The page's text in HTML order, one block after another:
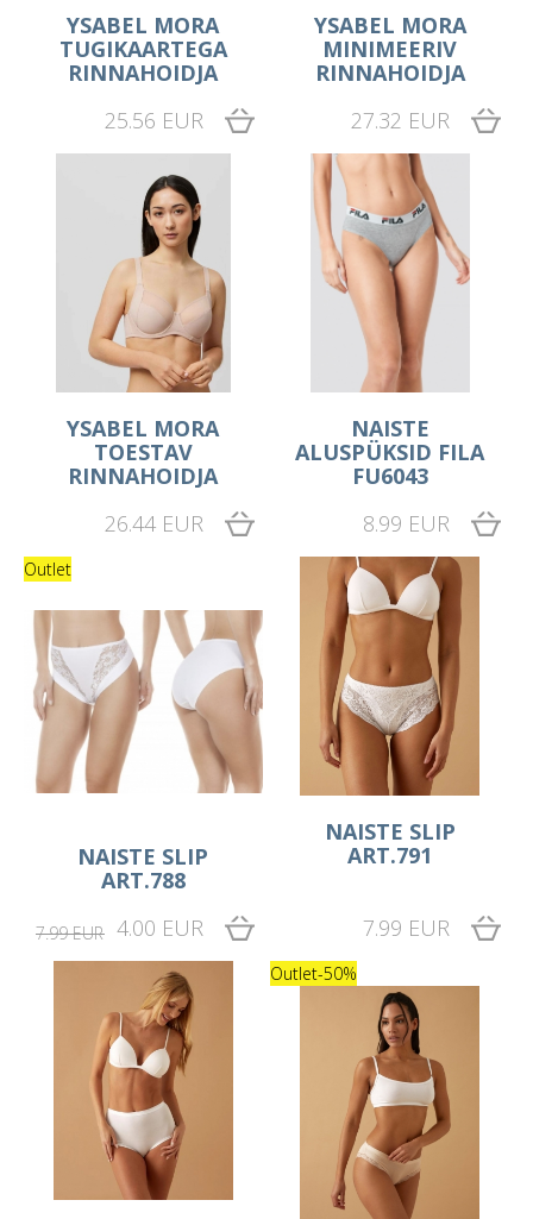
YSABEL MORA
TUGIKAARTEGA
RINNAHOIDJA
25.56 EUR
YSABEL MORA
MINIMEERIV
RINNAHOIDJA
27.32 EUR
YSABEL MORA
TOESTAV
RINNAHOIDJA
26.44 EUR
NAISTE
ALUSPÜKSID FILA
FU6043
8.99 EUR
Outlet
NAISTE SLIP
ART.788
7.99 EUR 4.00 EUR
NAISTE SLIP
ART.791
7.99 EUR
Outlet-50%